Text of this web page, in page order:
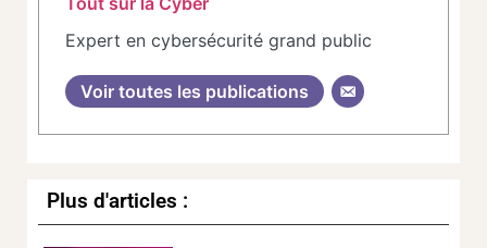
Expert en cybersécurité grand public
Voir toutes les publications
Plus d'articles :